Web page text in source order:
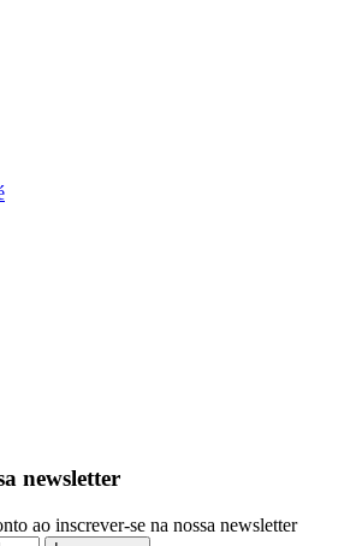
newsletter
ao inscrever-se na nossa newsletter